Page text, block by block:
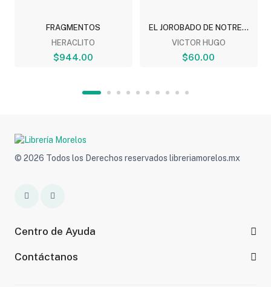
FRAGMENTOS
HERACLITO
$944.00
EL JOROBADO DE NOTRE...
VICTOR HUGO
$60.00
© 2026 Todos los Derechos reservados libreriamorelos.mx
Centro de Ayuda
Contáctanos